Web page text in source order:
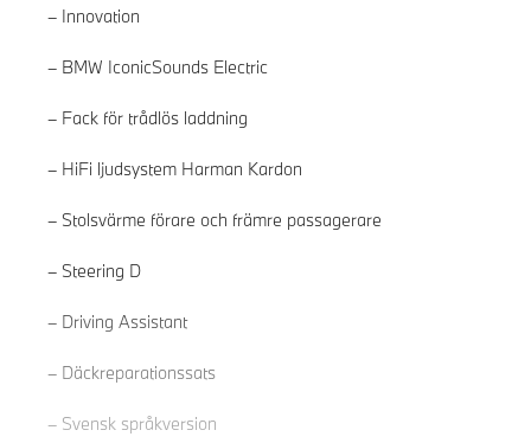
Innovation
BMW IconicSounds Electric
Fack för trådlös laddning
HiFi ljudsystem Harman Kardon
Stolsvärme förare och främre passagerare
Steering D
Driving Assistant
Däckreparationssats
Svensk språkversion
Läs mer